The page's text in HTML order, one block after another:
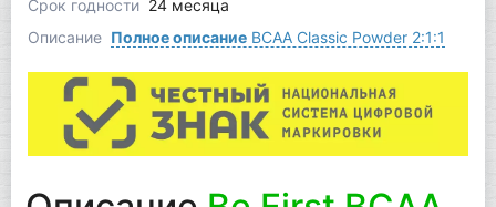
Срок годности 24 месяца
Описание Полное описаниеBCAA Classic Powder 2:1:1